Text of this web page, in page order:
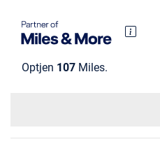
Optjen 107 Miles.